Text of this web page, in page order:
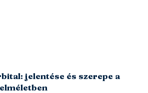
jelentése és szerepe a